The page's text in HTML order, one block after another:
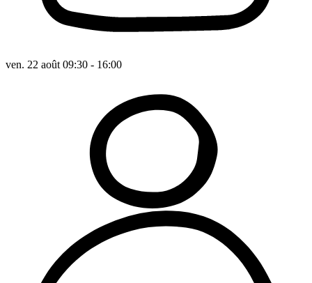
ven. 22 août 09:30 - 16:00